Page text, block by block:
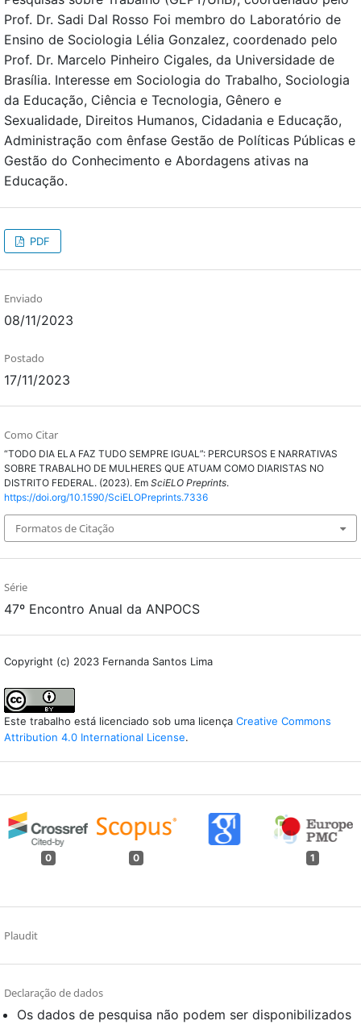
Prof. Dr. Sadi Dal Rosso Foi membro do Laboratório de
Ensino de Sociologia Lélia Gonzalez, coordenado pelo
Prof. Dr. Marcelo Pinheiro Cigales, da Universidade de
Brasília. Interesse em Sociologia do Trabalho, Sociologia
da Educação, Ciência e Tecnologia, Gênero e
Sexualidade, Direitos Humanos, Cidadania e Educação,
Administração com ênfase Gestão de Políticas Públicas e
Gestão do Conhecimento e Abordagens ativas na
Educação.
PDF
Enviado
08/11/2023
Postado
17/11/2023
Como Citar
“TODO DIA ELA FAZ TUDO SEMPRE IGUAL”: PERCURSOS E NARRATIVAS
SOBRE TRABALHO DE MULHERES QUE ATUAM COMO DIARISTAS NO
DISTRITO FEDERAL. (2023). Em SciELO Preprints.
https://doi.org/10.1590/SciELOPreprints.7336
Formatos de Citação
Série
47º Encontro Anual da ANPOCS
Copyright (c) 2023 Fernanda Santos Lima
Este trabalho está licenciado sob uma licença Creative Commons
Attribution 4.0 International License.
0 0 1
Plaudit
Declaração de dados
Os dados de pesquisa não podem ser disponibilizados